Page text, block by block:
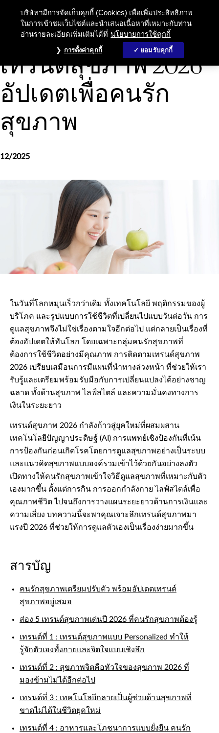
การดูแลสุขภาพและความเป็นอยู่ที่ดี
เทรนด์สุขภาพ 2026
อัปเดตเพื่อคนรัก
สุขภาพ
12/2025
ในวันที่โลกหมุนเร็วกว่าเดิม ทั้งเทคโนโลยี พฤติกรรมของผู้
บริโภค และรูปแบบการใช้ชีวิตที่เปลี่ยนไปแบบวันต่อวัน การ
ดูแลสุขภาพจึงไม่ใช่เรื่องตามใจอีกต่อไป แต่กลายเป็นเรื่องที่
ต้องอัปเดตให้ทันโลก โดยเฉพาะกลุ่มคนรักสุขภาพที่
ต้องการใช้ชีวิตอย่างมีคุณภาพ การติดตามเทรนด์สุขภาพ
2026 เปรียบเสมือนการมีแผนที่นำทางล่วงหน้า ที่ช่วยให้เรา
รับรู้และเตรียมพร้อมรับมือกับการเปลี่ยนแปลงได้อย่างชาญ
ฉลาด ทั้งด้านสุขภาพ ไลฟ์สไตล์ และความมั่นคงทางการ
เงินในระยะยาว
เทรนด์สุขภาพ 2026 กำลังก้าวสู่ยุคใหม่ที่ผสมผสาน
เทคโนโลยีปัญญาประดิษฐ์ (AI) การแพทย์เชิงป้องกันที่เน้น
การป้องกันก่อนเกิดโรคโดยการดูแลสุขภาพอย่างเป็นระบบ
และแนวคิดสุขภาพแบบองค์รวมเข้าไว้ด้วยกันอย่างลงตัว
เปิดทางให้คนรักสุขภาพเข้าใจวิธีดูแลสุขภาพที่เหมาะกับตัว
เองมากขึ้น ตั้งแต่การกิน การออกกำลังกาย ไลฟ์สไตล์เพื่อ
คุณภาพชีวิต ไปจนถึงการวางแผนระยะยาวด้านการเงินและ
ความเสี่ยง บทความนี้จะพาคุณเจาะลึกเทรนด์สุขภาพมา
แรงปี 2026 ที่ช่วยให้การดูแลตัวเองเป็นเรื่องง่ายมากขึ้น
สารบัญ
คนรักสุขภาพเตรียมปรับตัว พร้อมอัปเดตเทรนด์
สุขภาพอยู่เสมอ
ส่อง 5 เทรนด์สุขภาพเด่นปี 2026 ที่คนรักสุขภาพต้องรู้
เทรนด์ที่ 1 : เทรนด์สุขภาพแบบ Personalized ทำให้
รู้จักตัวเองทั้งกายและจิตใจแบบเชิงลึก
เทรนด์ที่ 2 : สุขภาพจิตคือหัวใจของสุขภาพ 2026 ที่
มองข้ามไม่ได้อีกต่อไป
เทรนด์ที่ 3 : เทคโนโลยีกลายเป็นผู้ช่วยด้านสุขภาพที่
ขาดไม่ได้ในชีวิตยุคใหม่
เทรนด์ที่ 4 : อาหารและโภชนาการแบบยั่งยืน คนรัก
บริษัทฯมีการจัดเก็บคุกกี้ (Cookies) เพื่อเพิ่มประสิทธิภาพ
ในการเข้าชมเว็บไซต์และนำเสนอเนื้อหาที่เหมาะกับท่าน
อ่านรายละเอียดเพิ่มเติมได้ที่ นโยบายการใช้คุกกี้
การตั้งค่าคุกกี้ ยอมรับคุกกี้